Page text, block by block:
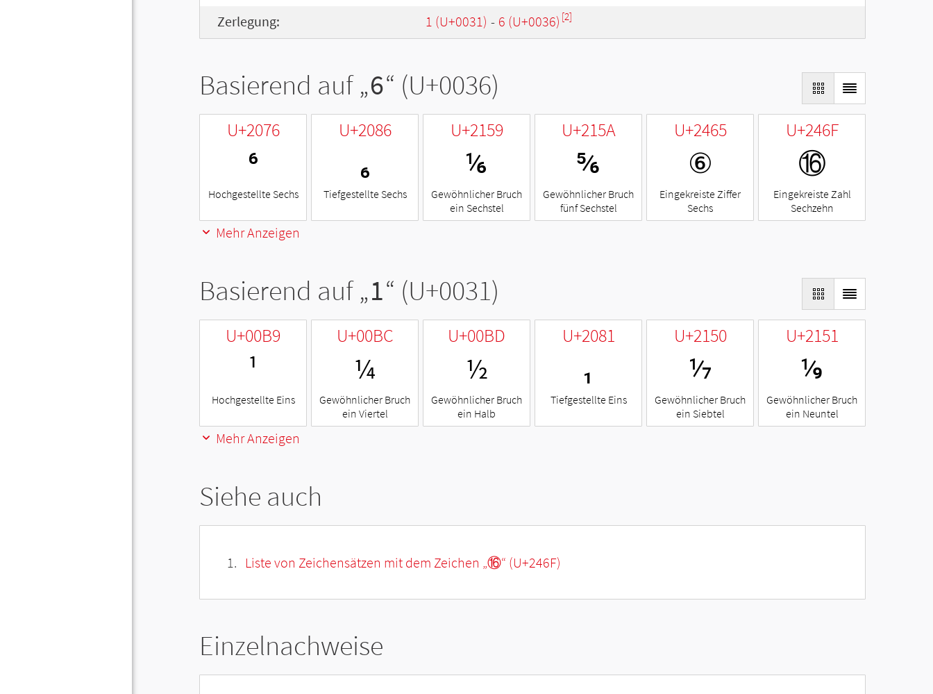
Zerlegung:
1 (U+0031) - 6 (U+0036) [2]
Basierend auf „6“ (U+0036)
U+2076
⁶
Hochgestellte Sechs
U+2086
₆
Tiefgestellte Sechs
U+2159
⅙
Gewöhnlicher Bruch
ein Sechstel
U+215A
⅚
Gewöhnlicher Bruch
fünf Sechstel
U+2465
⑥
Eingekreiste Ziffer
Sechs
U+246F
⑯
Eingekreiste Zahl
Sechzehn
Mehr Anzeigen
Basierend auf „1“ (U+0031)
U+00B9
¹
Hochgestellte Eins
U+00BC
¼
Gewöhnlicher Bruch
ein Viertel
U+00BD
½
Gewöhnlicher Bruch
ein Halb
U+2081
₁
Tiefgestellte Eins
U+2150
⅐
Gewöhnlicher Bruch
ein Siebtel
U+2151
⅑
Gewöhnlicher Bruch
ein Neuntel
Mehr Anzeigen
Siehe auch
Liste von Zeichensätzen mit dem Zeichen „⑯“ (U+246F)
Einzelnachweise